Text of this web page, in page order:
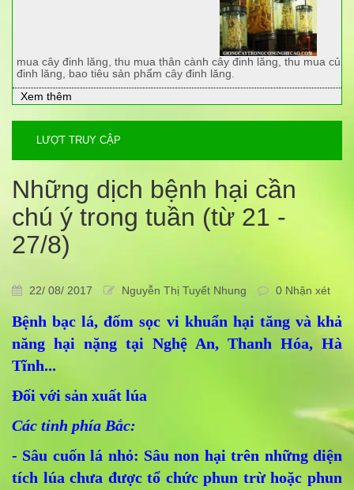
mua cây đinh lăng, thu mua thân cành cây đinh lăng, thu mua củ
đinh lăng, bao tiêu sản phẩm cây đinh lăng.
Xem thêm
LƯỢT TRUY CẬP
Những dịch bệnh hại cần
chú ý trong tuần (từ 21 -
27/8)
22/ 08/ 2017 Nguyễn Thị Tuyết Nhung 0 Nhận xét
Bệnh bạc lá, đốm sọc vi khuẩn hại tăng và khả
năng hại nặng tại Nghệ An, Thanh Hóa, Hà
Tĩnh...
Đối với sản xuất lúa
Các tỉnh phía Bắc:
- Sâu cuốn lá nhỏ: Sâu non hại trên những diện
tích lúa chưa được tổ chức phun trừ hoặc phun